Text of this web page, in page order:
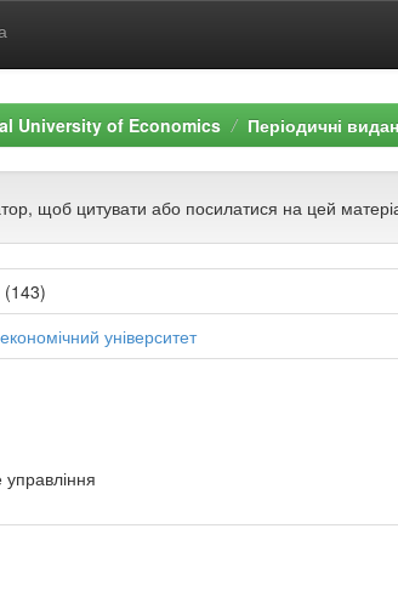
University of Economics Періодичні
щоб цитувати або посилатися на цей
(143)
університет